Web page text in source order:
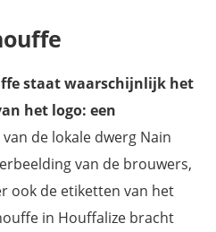
staat waarschijnlijk het
het logo: een
de lokale dwerg Nain
van de brouwers,
ook de etiketten van het
in Houffalize bracht